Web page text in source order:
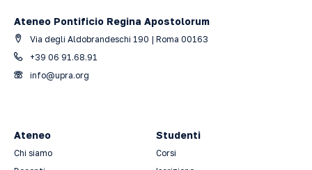
Ateneo Pontificio Regina Apostolorum
Via degli Aldobrandeschi 190 | Roma 00163
+39 06 91.68.91
info@upra.org
Ateneo
Chi siamo
Studenti
Corsi